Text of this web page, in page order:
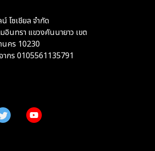
โซเชียล จำกัด
นทรา แขวงคันนายาว เขต
นคร 10230
ากร 0105561135791